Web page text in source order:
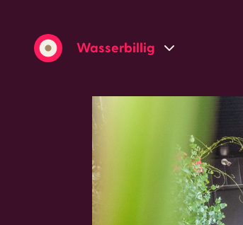
Wasserbillig
Grevenmacher